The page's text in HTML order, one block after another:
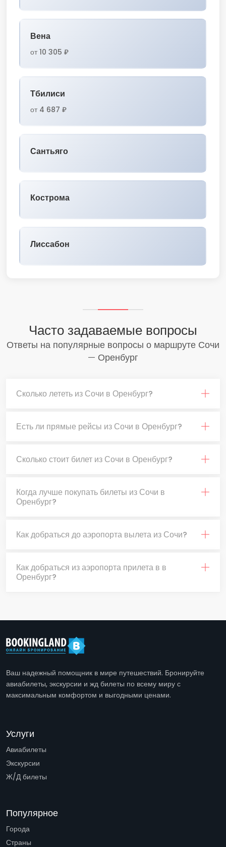
Вена
от 10 305 ₽
Тбилиси
от 4 687 ₽
Сантьяго
Кострома
Лиссабон
Часто задаваемые вопросы
Ответы на популярные вопросы о маршруте Сочи
— Оренбург
Сколько лететь из Сочи в Оренбург?
Есть ли прямые рейсы из Сочи в Оренбург?
Сколько стоит билет из Сочи в Оренбург?
Когда лучше покупать билеты из Сочи в
Оренбург?
Как добраться до аэропорта вылета из Сочи?
Как добраться из аэропорта прилета в в
Оренбург?
Ваш надежный помощник в мире путешествий. Бронируйте
авиабилеты, экскурсии и жд билеты по всему миру с
максимальным комфортом и выгодными ценами.
Услуги
Авиабилеты
Экскурсии
Ж/Д билеты
Популярное
Города
Страны